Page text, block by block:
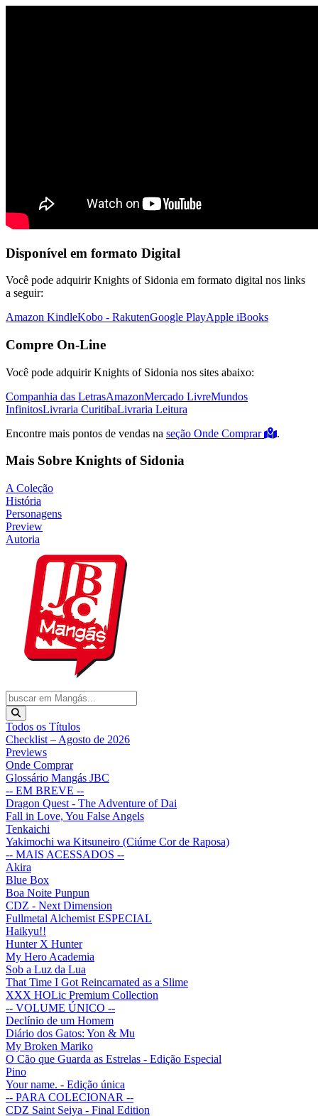
Disponível em formato Digital
Você pode adquirir Knights of Sidonia em formato digital nos links
a seguir:
Amazon KindleKobo - RakutenGoogle PlayApple iBooks
Compre On-Line
Você pode adquirir Knights of Sidonia nos sites abaixo:
Companhia das LetrasAmazonMercado LivreMundos
InfinitosLivraria CuritibaLivraria Leitura
Encontre mais pontos de vendas na seção Onde Comprar .
Mais Sobre Knights of Sidonia
A Coleção
História
Personagens
Preview
Autoria
Todos os Títulos
Checklist – Agosto de 2026
Previews
Onde Comprar
Glossário Mangás JBC
-- EM BREVE --
Dragon Quest - The Adventure of Dai
Fall in Love, You False Angels
Tenkaichi
Yakimochi wa Kitsuneiro (Ciúme Cor de Raposa)
-- MAIS ACESSADOS --
Akira
Blue Box
Boa Noite Punpun
CDZ - Next Dimension
Fullmetal Alchemist ESPECIAL
Haikyu!!
Hunter X Hunter
My Hero Academia
Sob a Luz da Lua
That Time I Got Reincarnated as a Slime
XXX HOLic Premium Collection
-- VOLUME ÚNICO --
Declínio de um Homem
Diário dos Gatos: Yon & Mu
My Broken Mariko
O Cão que Guarda as Estrelas - Edição Especial
Pino
Your name. - Edição única
-- PARA COLECIONAR --
CDZ Saint Seiya - Final Edition